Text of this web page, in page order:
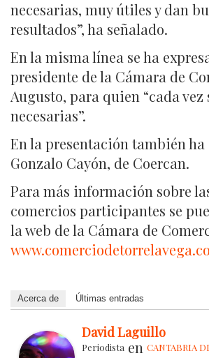
necesarias, muy útiles y dan
resultados”, ha señalado.
En la misma línea se ha
presidente de la Cámara de
Augusto, para quien “cada vez
necesarias”.
En la presentación también ha
Gonzalo Cayón, de Coercan.
Para más información sobre
comercios participantes se
la web de la Cámara de
Acerca de Últimas entradas
David Laguillo
Periodista en CANTABRIA